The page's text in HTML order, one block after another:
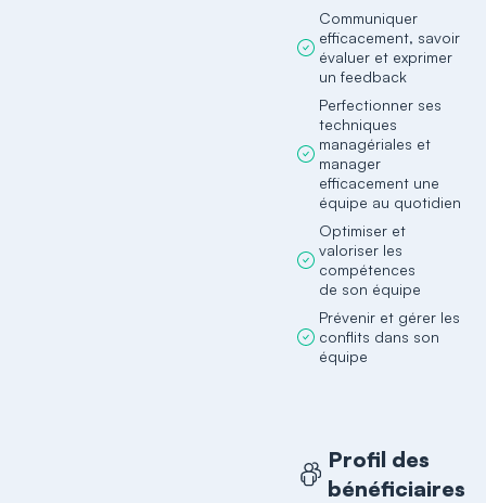
Communiquer
efficacement, savoir
évaluer et exprimer
un feedback
Perfectionner ses
techniques
managériales et
manager
efficacement une
équipe au quotidien
Optimiser et
valoriser les
compétences
de son équipe
Prévenir et gérer les
conflits dans son
équipe
Profil des
bénéficiaires